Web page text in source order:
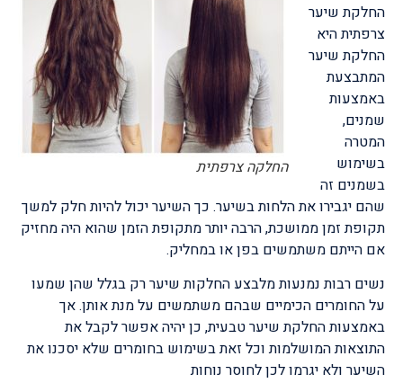
החלקה צרפתית
החלקת שיער
צרפתית היא
החלקת שיער
המתבצעת
באמצעות
שמנים,
המטרה
בשימוש
בשמנים זה
שהם יגבירו את הלחות בשיער. כך השיער יכול להיות חלק למשך
תקופת זמן ממושכת, הרבה יותר מתקופת הזמן שהוא היה מחזיק
אם הייתם משתמשים בפן או במחליק.
נשים רבות נמנעות מלבצע החלקות שיער רק בגלל שהן שמעו
על החומרים הכימיים שבהם משתמשים על מנת אותן. אך
באמצעות החלקת שיער טבעית, כן יהיה אפשר לקבל את
התוצאות המושלמות וכל זאת בשימוש בחומרים שלא יסכנו את
השיער ולא יגרמו לכן לחוסר נוחות